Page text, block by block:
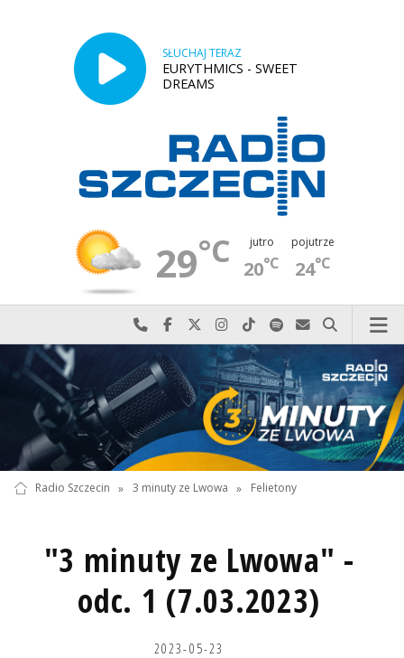
SŁUCHAJ TERAZ
EURYTHMICS - SWEET
DREAMS
29°C jutro
20°C
pojutrze
24°C
Najlepiej po prostu do nas zadzwoń
Odwiedź nas na Facebook-u
Odwiedź nas na X
Odwiedź nas na Instagram-ie
Odwiedź nas na TikTok-u
Szukaj nas na Spotify
Wyślij do nas
Szukaj
Radio Szczecin » 3 minuty ze Lwowa » Felietony
"3 minuty ze Lwowa" -
odc. 1 (7.03.2023)
2023-05-23